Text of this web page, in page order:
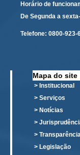
Gestão
Licitações,
Gestão de
Acessibilidade
LGPD
Legislação
Horário de
De Segunda a
Telefone: 0800-923-
Mapa do site
> Institucional
> Serviços
> Notícias
>
>
> Legislação